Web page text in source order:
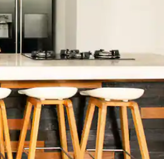
e para baixo do teclado ou tocando